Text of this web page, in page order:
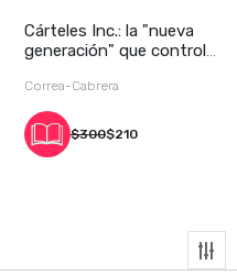
Cárteles Inc.: la "nueva
generación" que controla
Correa-Cabrera
$300$210